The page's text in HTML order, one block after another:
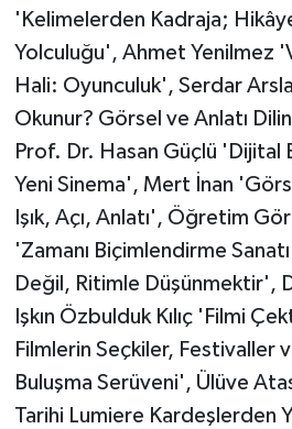
'Kelimelerden Kadraja;
Yolculuğu', Ahmet Yenilmez
Hali: Oyunculuk', Serdar
Okunur? Görsel ve Anlatı
Prof. Dr. Hasan Güçlü 'Dijital
Yeni Sinema', Mert İnan
Işık, Açı, Anlatı', Öğretim
'Zamanı Biçimlendirme
Değil, Ritimle Düşünmektir',
Işkın Özbulduk Kılıç 'Filmi
Filmlerin Seçkiler, Festivaller
Buluşma Serüveni', Ülüve
Tarihi Lumiere Kardeşlerden